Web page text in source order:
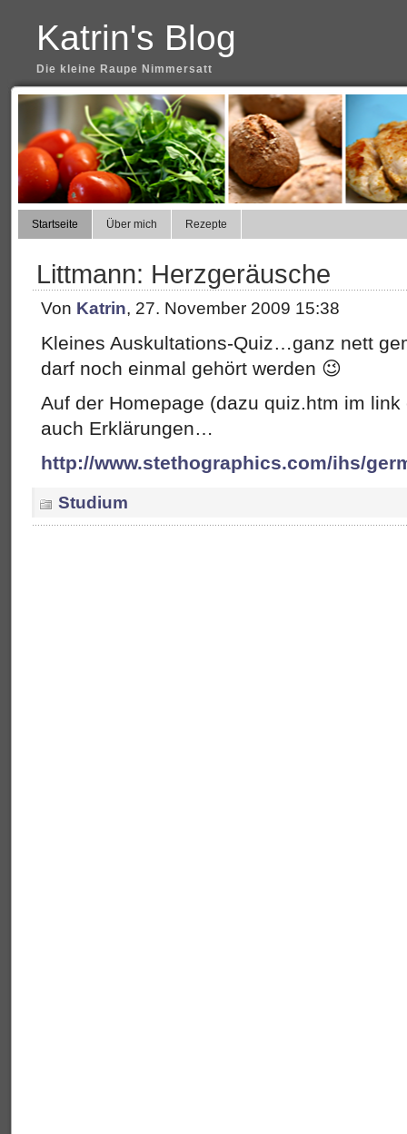
Katrin's Blog
Die kleine Raupe Nimmersatt
Startseite Über mich Rezepte
Littmann: Herzgeräusche
Von Katrin, 27. November 2009 15:38
Kleines Auskultations-Quiz…ganz nett
darf noch einmal gehört werden 😉
Auf der Homepage (dazu quiz.htm im
auch Erklärungen…
http://www.stethographics.com/ihs/
Studium